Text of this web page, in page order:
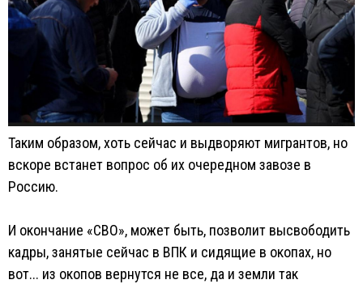
Таким образом, хоть сейчас и выдворяют мигрантов, но
вскоре встанет вопрос об их очередном завозе в
Россию.
И окончание «СВО», может быть, позволит высвободить
кадры, занятые сейчас в ВПК и сидящие в окопах, но
вот... из окопов вернутся не все, да и земли так